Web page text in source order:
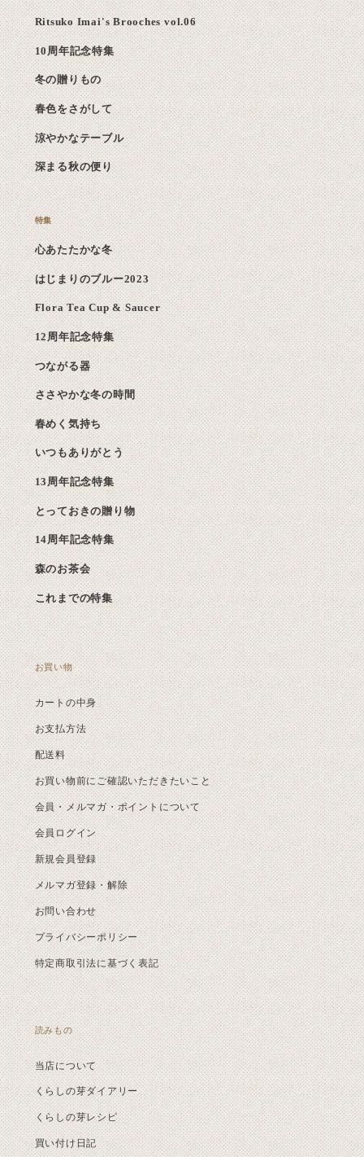
Ritsuko Imai's Brooches vol.06
10周年記念特集
冬の贈りもの
春色をさがして
涼やかなテーブル
深まる秋の便り
心あたたかな冬
はじまりのブルー2023
Flora Tea Cup & Saucer
12周年記念特集
つながる器
ささやかな冬の時間
春めく気持ち
いつもありがとう
13周年記念特集
とっておきの贈り物
14周年記念特集
森のお茶会
これまでの特集
お買い物
カートの中身
お支払方法
配送料
お買い物前にご確認いただきたいこと
会員・メルマガ・ポイントについて
会員ログイン
新規会員登録
メルマガ登録・解除
お問い合わせ
プライバシーポリシー
特定商取引法に基づく表記
読みもの
当店について
くらしの芽ダイアリー
くらしの芽レシピ
買い付け日記